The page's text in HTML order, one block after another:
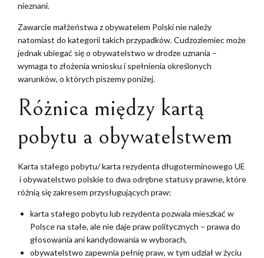
nieznani.
Zawarcie małżeństwa z obywatelem Polski nie należy
natomiast do kategorii takich przypadków. Cudzoziemiec może
jednak ubiegać się o obywatelstwo w drodze uznania –
wymaga to złożenia wniosku i spełnienia określonych
warunków, o których piszemy poniżej.
Różnica między kartą
pobytu a obywatelstwem
Karta stałego pobytu/ karta rezydenta długoterminowego UE
i obywatelstwo polskie to dwa odrębne statusy prawne, które
różnią się zakresem przysługujących praw:
karta stałego pobytu lub rezydenta pozwala mieszkać w
Polsce na stałe, ale nie daje praw politycznych – prawa do
głosowania ani kandydowania w wyborach,
obywatelstwo zapewnia pełnię praw, w tym udział w życiu